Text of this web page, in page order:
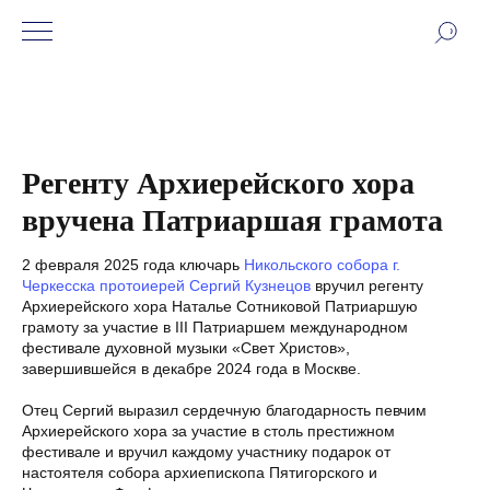
Регенту Архиерейского хора
вручена Патриаршая грамота
2 февраля 2025 года ключарь Никольского собора г.
Черкесска протоиерей Сергий Кузнецов вручил регенту
Архиерейского хора Наталье Сотниковой Патриаршую
грамоту за участие в III Патриаршем международном
фестивале духовной музыки «Свет Христов»,
завершившейся в декабре 2024 года в Москве.
Отец Сергий выразил сердечную благодарность певчим
Архиерейского хора за участие в столь престижном
фестивале и вручил каждому участнику подарок от
настоятеля собора архиепископа Пятигорского и